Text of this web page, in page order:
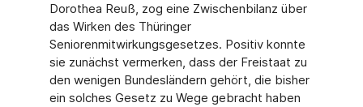
Dorothea Reuß, zog eine Zwischenbilanz über
das Wirken des Thüringer
Seniorenmitwirkungsgesetzes. Positiv konnte
sie zunächst vermerken, dass der Freistaat zu
den wenigen Bundesländern gehört, die bisher
ein solches Gesetz zu Wege gebracht haben